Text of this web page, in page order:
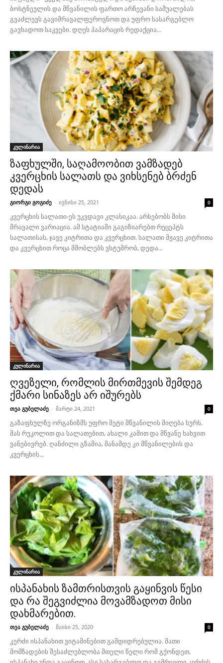
ბოსტნეულის და მწვანილის ფართო არჩევანი საშუალებას
გვაძლევს გავიმრავალფეროვნოთ და უფრო სასარგებლო
გავხადოთ საკვები. დღეს პაპარაცის რედაქცია...
კულინარია
ზაფხულში, საღამოობით ვამზადებ
კვერცხის სალათს და ვიხსენებ ბრძენ
დედას
გიორგი გოგიძე - ივნისი 25, 2021 0
კვერცხის სალათი-ეს უკვდავი კლასიკაა. არსებობს მისი
მრავალი ვარიაცია. ამ სტატიაში გაგიზიარებთ რეცეპტს
სალათისას, ჯავე კიტრითა და კვერცხით. სალათი მჟავე კიტრითა
და კვერცხით როცა მშობლებს ვსტუმრობ, დედა...
კულინარია
ღვეზელი, რომლის მირთმევის შემდეგ
ქმარი სინაზეს არ იშურებს
თეა გუბელაძე - მარტი 24, 2021 0
გაზაფხულზე ორგანიზმს უფრო მეტი მწვანილის მიღება სურს.
მას რუკოლით და სალათებით, ახალი კამით და მწვანე ხახვით
ვანებივრებ. ღანძილი გზაშია, მანამდე კი მწვანილების და
კვერცხის...
კულინარია
ისპანახის ზამთრისთვის გაყინვის წესი
და რა შეგვიძლია მოვამზადოთ მისი
დახმარებით.
თეა გუბელაძე - მაისი 25, 2020 0
კერძი ისპანახით ვიტამინებით გამდიდრებულია. მათი
მომზადების შესაძლებლობა მთელი წელი რომ გქონდეთ,